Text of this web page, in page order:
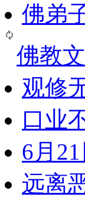
佛弟
佛教
观修
口业
6月
远离